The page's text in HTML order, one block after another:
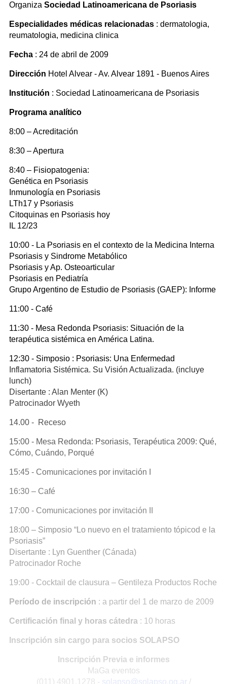
Organiza Sociedad Latinoamericana de Psoriasis
Especialidades médicas relacionadas : dermatologia,
reumatologia, medicina clinica
Fecha : 24 de abril de 2009
Dirección Hotel Alvear - Av. Alvear 1891 - Buenos Aires
Institución : Sociedad Latinoamericana de Psoriasis
Programa analítico
8:00 – Acreditación
8:30 – Apertura
8:40 – Fisiopatogenia:
Genética en Psoriasis
Inmunología en Psoriasis
LTh17 y Psoriasis
Citoquinas en Psoriasis hoy
IL 12/23
10:00 - La Psoriasis en el contexto de la Medicina Interna
Psoriasis y Sindrome Metabólico
Psoriasis y Ap. Osteoarticular
Psoriasis en Pediatría
Grupo Argentino de Estudio de Psoriasis (GAEP): Informe
11:00 - Café
11:30 - Mesa Redonda Psoriasis: Situación de la
terapéutica sistémica en América Latina.
12:30 - Simposio : Psoriasis: Una Enfermedad
Inflamatoria Sistémica. Su Visión Actualizada. (incluye
lunch)
Disertante : Alan Menter (K)
Patrocinador Wyeth
14.00 - Receso
15:00 - Mesa Redonda: Psoriasis, Terapéutica 2009: Qué,
Cómo, Cuándo, Porqué
15:45 - Comunicaciones por invitación I
16:30 – Café
17:00 - Comunicaciones por invitación II
18:00 – Simposio “Lo nuevo en el tratamiento tópicod e la
Psoriasis”
Disertante : Lyn Guenther (Cánada)
Patrocinador Roche
19:00 - Cocktail de clausura – Gentileza Productos Roche
Período de inscripción : a partir del 1 de marzo de 2009
Certificación final y horas cátedra : 10 horas
Inscripción sin cargo para socios SOLAPSO
Inscripción Previa e informes
MaGa eventos
(011) 4901.1278 - solapso@solapso.og.ar/